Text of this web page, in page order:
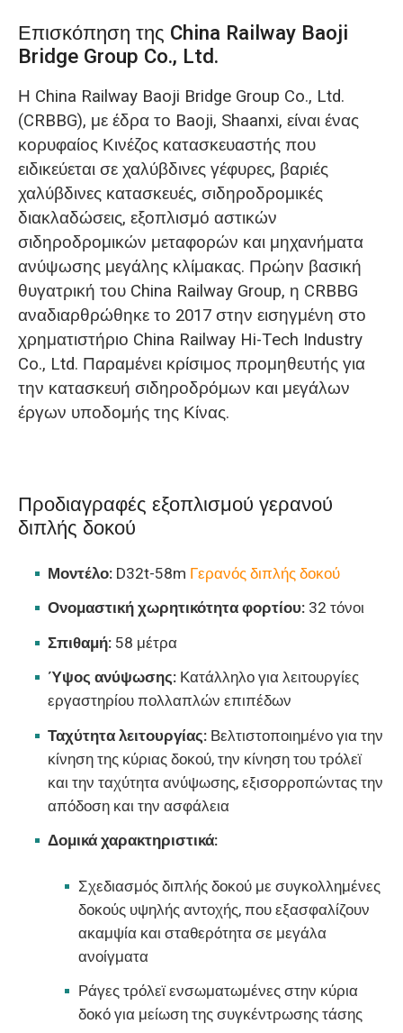
Επισκόπηση της China Railway Baoji
Bridge Group Co., Ltd.
Η China Railway Baoji Bridge Group Co., Ltd.
(CRBBG), με έδρα το Baoji, Shaanxi, είναι ένας
κορυφαίος Κινέζος κατασκευαστής που
ειδικεύεται σε χαλύβδινες γέφυρες, βαριές
χαλύβδινες κατασκευές, σιδηροδρομικές
διακλαδώσεις, εξοπλισμό αστικών
σιδηροδρομικών μεταφορών και μηχανήματα
ανύψωσης μεγάλης κλίμακας. Πρώην βασική
θυγατρική του China Railway Group, η CRBBG
αναδιαρθρώθηκε το 2017 στην εισηγμένη στο
χρηματιστήριο China Railway Hi-Tech Industry
Co., Ltd. Παραμένει κρίσιμος προμηθευτής για
την κατασκευή σιδηροδρόμων και μεγάλων
έργων υποδομής της Κίνας.
Προδιαγραφές εξοπλισμού γερανού
διπλής δοκού
Μοντέλο: D32t-58m Γερανός διπλής δοκού
Ονομαστική χωρητικότητα φορτίου: 32 τόνοι
Σπιθαμή: 58 μέτρα
Ύψος ανύψωσης: Κατάλληλο για λειτουργίες
εργαστηρίου πολλαπλών επιπέδων
Ταχύτητα λειτουργίας: Βελτιστοποιημένο για την
κίνηση της κύριας δοκού, την κίνηση του τρόλεϊ
και την ταχύτητα ανύψωσης, εξισορροπώντας την
απόδοση και την ασφάλεια
Δομικά χαρακτηριστικά:
Σχεδιασμός διπλής δοκού με συγκολλημένες
δοκούς υψηλής αντοχής, που εξασφαλίζουν
ακαμψία και σταθερότητα σε μεγάλα
ανοίγματα
Ράγες τρόλεϊ ενσωματωμένες στην κύρια
δοκό για μείωση της συγκέντρωσης τάσης